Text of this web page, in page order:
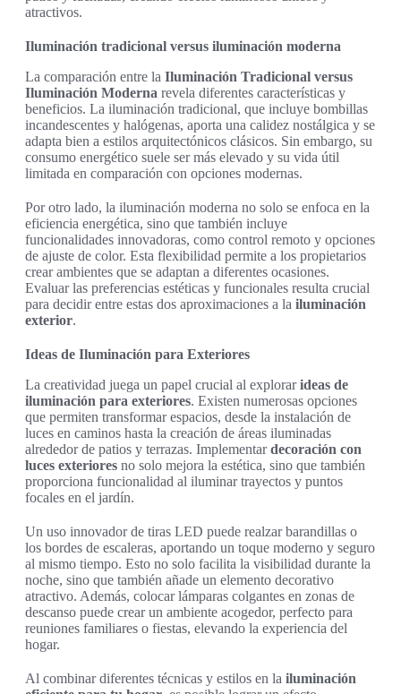
atractivos.
Iluminación tradicional versus iluminación moderna
La comparación entre la Iluminación Tradicional versus
Iluminación Moderna revela diferentes características y
beneficios. La iluminación tradicional, que incluye bombillas
incandescentes y halógenas, aporta una calidez nostálgica y se
adapta bien a estilos arquitectónicos clásicos. Sin embargo, su
consumo energético suele ser más elevado y su vida útil
limitada en comparación con opciones modernas.
Por otro lado, la iluminación moderna no solo se enfoca en la
eficiencia energética, sino que también incluye
funcionalidades innovadoras, como control remoto y opciones
de ajuste de color. Esta flexibilidad permite a los propietarios
crear ambientes que se adaptan a diferentes ocasiones.
Evaluar las preferencias estéticas y funcionales resulta crucial
para decidir entre estas dos aproximaciones a la iluminación
exterior.
Ideas de Iluminación para Exteriores
La creatividad juega un papel crucial al explorarideas de
iluminación para exteriores. Existen numerosas opciones
que permiten transformar espacios, desde la instalación de
luces en caminos hasta la creación de áreas iluminadas
alrededor de patios y terrazas. Implementardecoración con
luces exteriores no solo mejora la estética, sino que también
proporciona funcionalidad al iluminar trayectos y puntos
focales en el jardín.
Un uso innovador de tiras LED puede realzar barandillas o
los bordes de escaleras, aportando un toque moderno y seguro
al mismo tiempo. Esto no solo facilita la visibilidad durante la
noche, sino que también añade un elemento decorativo
atractivo. Además, colocar lámparas colgantes en zonas de
descanso puede crear un ambiente acogedor, perfecto para
reuniones familiares o fiestas, elevando la experiencia del
hogar.
Al combinar diferentes técnicas y estilos en la iluminación